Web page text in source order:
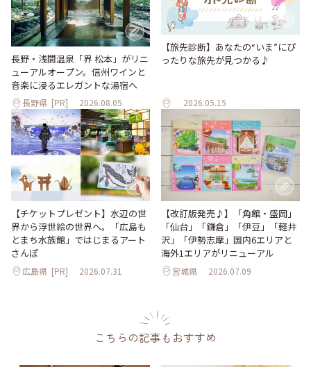
長野・浅間温泉「界 松本」がリニ
ューアルオープン。信州ワインと
音楽に浸るエレガントな湯宿へ
長野県 [PR] 2026.08.05
【旅先診断】あなたの“いま”にぴ
ったりな旅先が見つかる♪
2026.05.15
【チケットプレゼント】水辺の世
界から浮世絵の世界へ。「広島も
とまち水族館」ではじまるアート
さんぽ
広島県 [PR] 2026.07.31
【改訂版発売♪】「角館・盛岡」
「仙台」「鎌倉」「伊豆」「軽井
沢」「伊勢志摩」国内6エリアと
海外1エリアがリニューアル
宮城県 2026.07.09
こちらの記事もおすすめ